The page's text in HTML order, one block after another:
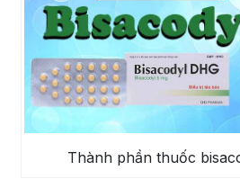
Thành phần thuốc